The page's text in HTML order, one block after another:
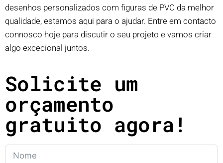
desenhos personalizados com figuras de PVC da melhor
qualidade, estamos aqui para o ajudar. Entre em contacto
connosco hoje para discutir o seu projeto e vamos criar
algo excecional juntos.
Solicite um
orçamento
gratuito agora!